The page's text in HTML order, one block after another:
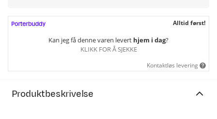
Alltid først!
Kan jeg få denne varen levert hjem i dag?
KLIKK FOR Å SJEKKE
Kontaktløs levering
Produktbeskrivelse